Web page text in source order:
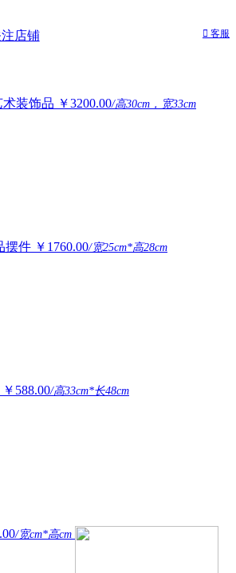
 客服
店铺
装饰品 ￥3200.00/高30cm，宽33cm
摆件 ￥1760.00/宽25cm*高28cm
￥588.00/高33cm*长48cm
/宽cm*高cm